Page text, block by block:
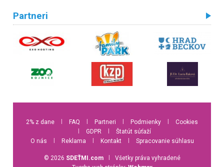
Partneri
2% z dane FAQ Partneri Podmienky
Cookies
GDPR
Štatút súťaží
O nás
Reklama Kontakt Spracovanie súhlasu
© 2026 SDEŤMI.com
Všetky práva vyhradené